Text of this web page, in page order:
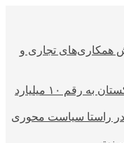
همکاری‌های تجاری و
افزایش حجم تجارت بین ایران و پاکستان به رقم ۱۰ میلیارد
در راستا سیاست محوری